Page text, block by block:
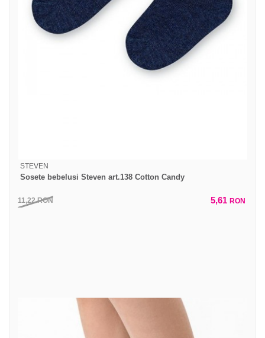
STEVEN
Sosete bebelusi Steven art.138 Cotton Candy
11,22RON 5,61 RON